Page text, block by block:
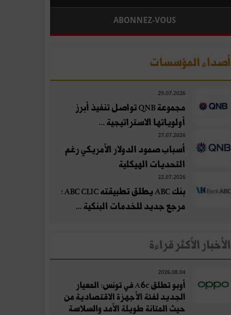
ABONNEZ-VOUS
أصداء المؤسسات
29.07.2026
مجموعة QNB تواصل تنفيذ أبرز
أولوياتها الاستراتيجية ...
27.07.2026
أسباب صمود الدولار الأمريكي رغم
التحديات الهيكلية
22.07.2026
بنك ABC يطلق تطبيقته ABC CLIC :
مرجع جديد للخدمات البنكية ...
الأخبار الأكثر قراءة
2026.08.04
أوبو تطلق A6c في تونس: المعيار
الجديد لفئة الأجهزة الاقتصادية من
حيث المتانة طويلة الأمد والسلاسة